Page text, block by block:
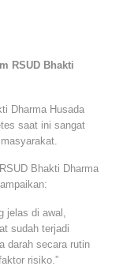
RSUD Bhakti
Dharma Husada
saat ini sangat
Bhakti Dharma
jelas di awal,
sudah terjadi
darah secara rutin
risiko.”